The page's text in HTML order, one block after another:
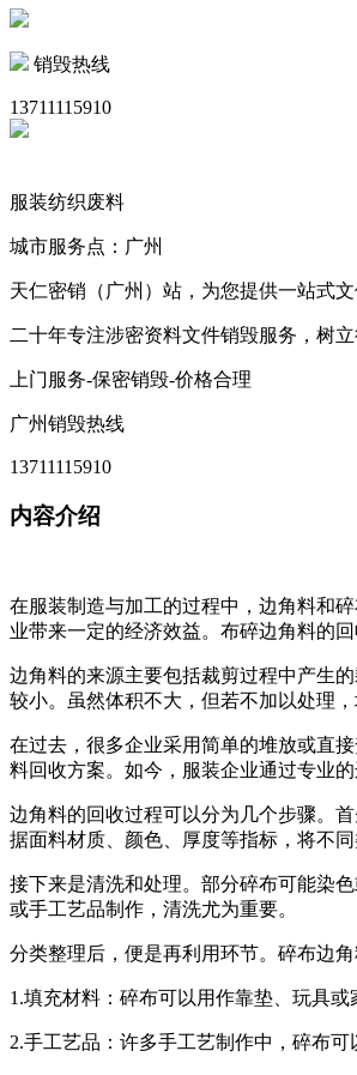
销毁热线
13711115910
服装纺织废料
城市服务点：广州
天仁密销（广州）站，为您提供一站式
二十年专注涉密资料文件销毁服务，树
上门服务-保密销毁-价格合理
广州销毁热线
13711115910
内容介绍
在服装制造与加工的过程中，边角料和
业带来一定的经济效益。布碎边角料的
边角料的来源主要包括裁剪过程中产生
较小。虽然体积不大，但若不加以处理
在过去，很多企业采用简单的堆放或直
料回收方案。如今，服装企业通过专业
边角料的回收过程可以分为几个步骤。
据面料材质、颜色、厚度等指标，将不
接下来是清洗和处理。部分碎布可能染
或手工艺品制作，清洗尤为重要。
分类整理后，便是再利用环节。碎布边
1.填充材料：碎布可以用作靠垫、玩具
2.手工艺品：许多手工艺制作中，碎布